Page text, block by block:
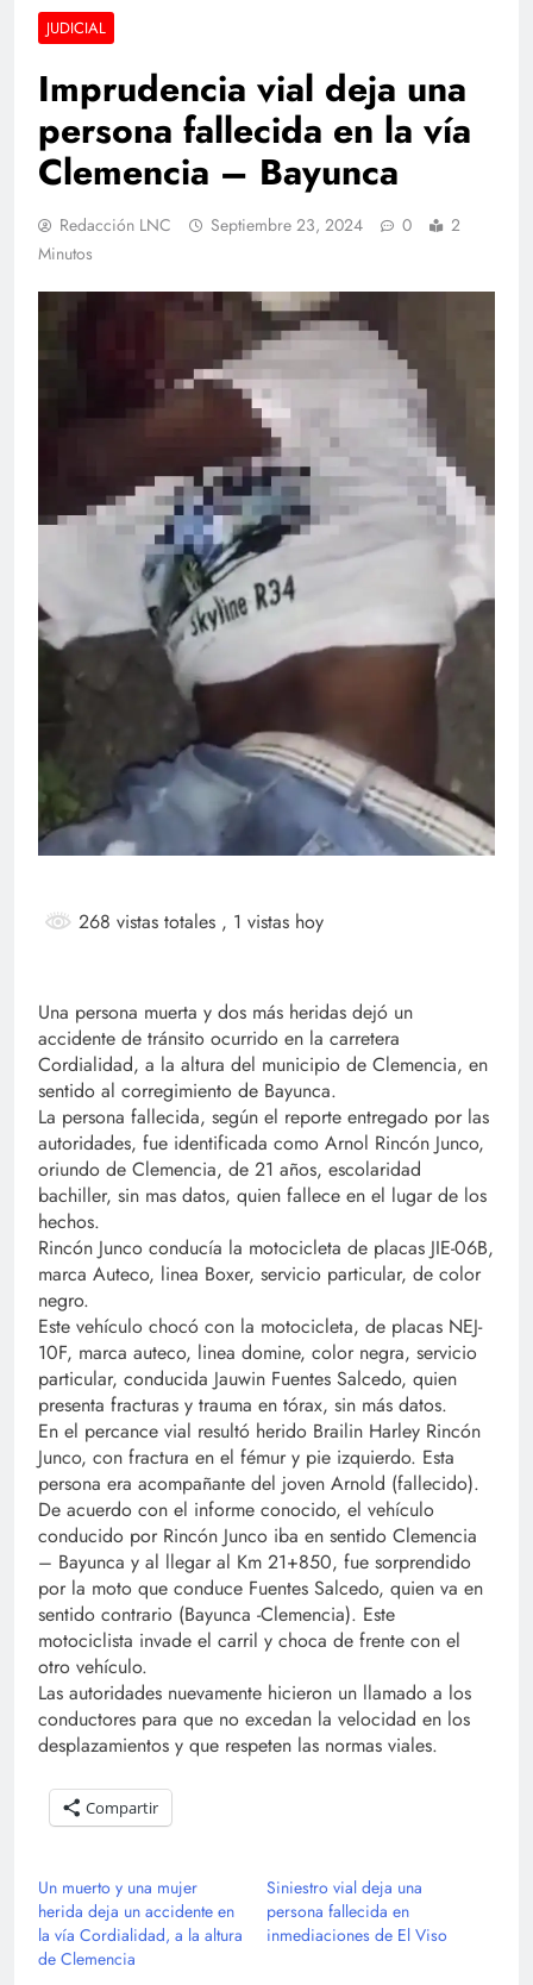
JUDICIAL
Imprudencia vial deja una
persona fallecida en la vía
Clemencia – Bayunca
Redacción LNC Septiembre 23, 2024 0
2
Minutos
268 vistas totales , 1 vistas hoy
Una persona muerta y dos más heridas dejó un
accidente de tránsito ocurrido en la carretera
Cordialidad, a la altura del municipio de Clemencia, en
sentido al corregimiento de Bayunca.
La persona fallecida, según el reporte entregado por las
autoridades, fue identificada como Arnol Rincón Junco,
oriundo de Clemencia, de 21 años, escolaridad
bachiller, sin mas datos, quien fallece en el lugar de los
hechos.
Rincón Junco conducía la motocicleta de placas JIE-06B,
marca Auteco, linea Boxer, servicio particular, de color
negro.
Este vehículo chocó con la motocicleta, de placas NEJ-
10F, marca auteco, linea domine, color negra, servicio
particular, conducida Jauwin Fuentes Salcedo, quien
presenta fracturas y trauma en tórax, sin más datos.
En el percance vial resultó herido Brailin Harley Rincón
Junco, con fractura en el fémur y pie izquierdo. Esta
persona era acompañante del joven Arnold (fallecido).
De acuerdo con el informe conocido, el vehículo
conducido por Rincón Junco iba en sentido Clemencia
– Bayunca y al llegar al Km 21+850, fue sorprendido
por la moto que conduce Fuentes Salcedo, quien va en
sentido contrario (Bayunca -Clemencia). Este
motociclista invade el carril y choca de frente con el
otro vehículo.
Las autoridades nuevamente hicieron un llamado a los
conductores para que no excedan la velocidad en los
desplazamientos y que respeten las normas viales.
Compartir
Un muerto y una mujer
herida deja un accidente en
la vía Cordialidad, a la altura
de Clemencia
Siniestro vial deja una
persona fallecida en
inmediaciones de El Viso